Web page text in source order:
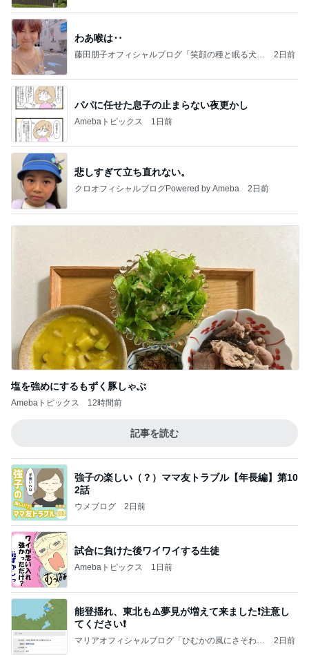
わあ喉は‥
藤田朋子オフィシャルブログ「笑顔の種と眠る犬」
2日前
パパに任せた息子の止まらない夜更かし
Amebaトピックス 1日前
悲しすぎて立ち直れない。
クロオフィシャルブログPowered by Ameba 2日前
塩を強めにするもずく豚しゃぶ
Amebaトピックス 12時間前
記事を読む
強子の楽しい（？）ママ友トラブル【年長編】第10
2話
ウメブログ 2日前
試合に負けた後ワイワイする生徒
Amebaトピックス 1日前
能登揺れ、東北も⚠️夢見が増えて来ました❗️注意し
てください❗️
マリアオフィシャルブログ「ひむかの風にさそわれ
2日前